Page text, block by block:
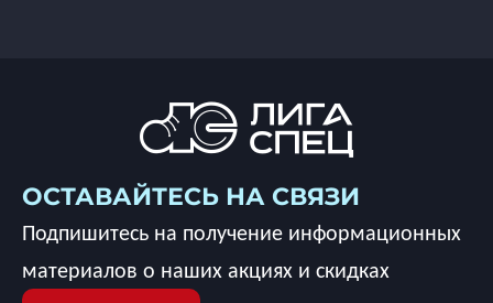
ОСТАВАЙТЕСЬ НА СВЯЗИ
Подпишитесь на получение информационных
материалов о наших акциях и скидках